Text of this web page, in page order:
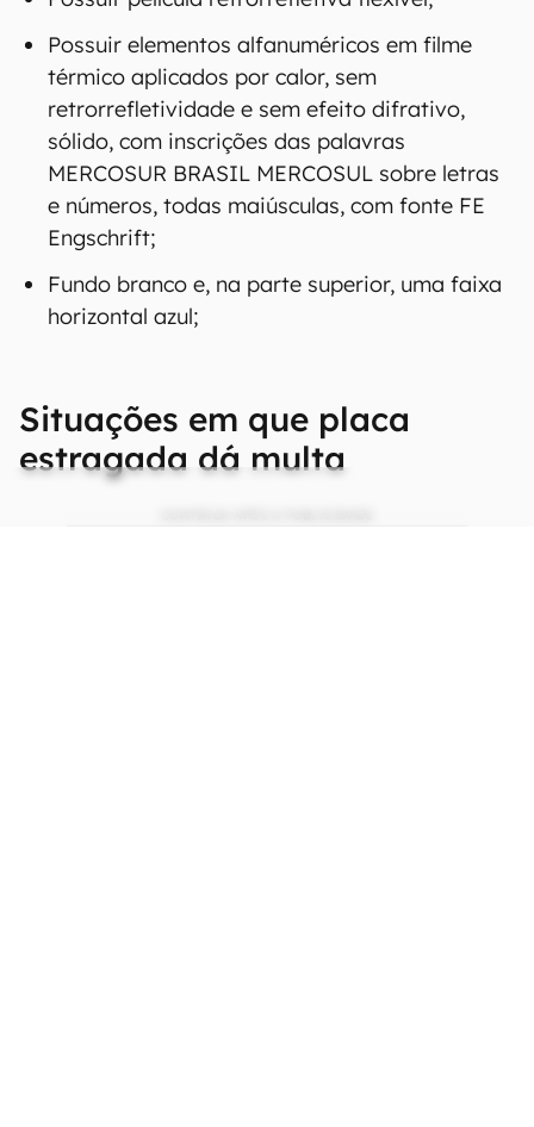
Possuir elementos alfanuméricos em filme
térmico aplicados por calor, sem
retrorrefletividade e sem efeito difrativo,
sólido, com inscrições das palavras
MERCOSUR BRASIL MERCOSUL sobre letras
e números, todas maiúsculas, com fonte FE
Engschrift;
Fundo branco e, na parte superior, uma faixa
horizontal azul;
Situações em que placa
estragada dá multa